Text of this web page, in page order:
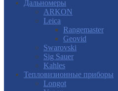
Дальномеры
ARKON
Leica
Rangemaster
Geovid
Swarovski
Sig Sauer
Kahles
Тепловизионные приборы
Longot